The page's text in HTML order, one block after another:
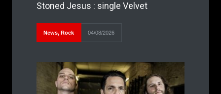
Stoned Jesus : single Velvet
News, Rock 04/08/2026